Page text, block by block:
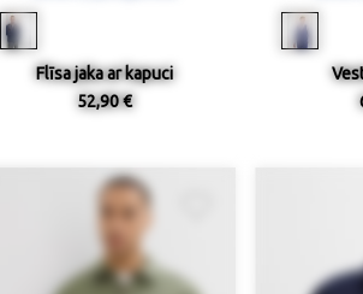
Flīsa jaka ar kapuci
52,90 €